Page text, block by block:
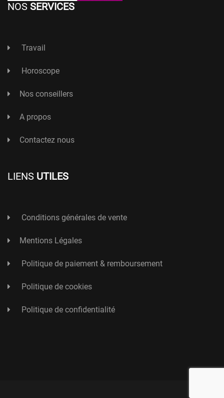
NOS SERVICES
Travail
Horoscope
Nos conseillers
A propos
Contactez nous
LIENS UTILES
Conditions générales de vente
Mentions Légales
Politique de paiement & remboursement
Politique de cookies
Politique de confidentialité